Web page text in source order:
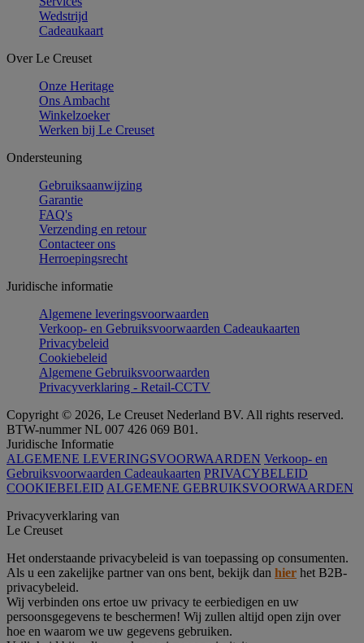
Wedstrijd
Cadeaukaart
Over Le Creuset
Onze Heritage
Ons Ambacht
Winkelzoeker
Werken bij Le Creuset
Ondersteuning
Gebruiksaanwijzing
Garantie
FAQ's
Verzending en retour
Contacteer ons
Herroepingsrecht
Juridische informatie
Algemene leveringsvoorwaarden
Verkoop- en Gebruiksvoorwaarden Cadeaukaarten
Privacybeleid
Cookiebeleid
Algemene Gebruiksvoorwaarden
Privacyverklaring - Retail-CCTV
Copyright © 2026, Le Creuset Nederland BV. All rights reserved.
BTW-nummer NL 007 426 069 B01.
Juridische Informatie
ALGEMENE LEVERINGSVOORWAARDEN Verkoop- en
Gebruiksvoorwaarden Cadeaukaarten PRIVACYBELEID
COOKIEBELEID ALGEMENE GEBRUIKSVOORWAARDEN
Privacyverklaring van
Le Creuset
Het onderstaande privacybeleid is van toepassing op consumenten.
Als u een zakelijke partner van ons bent, bekijk dan hier het B2B-
privacybeleid.
Wij verbinden ons ertoe uw privacy te eerbiedigen en uw
persoonsgegevens te beschermen! Wij zullen altijd open zijn over
hoe en waarom we uw gegevens gebruiken.